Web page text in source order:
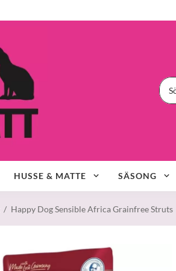
HUSSE & MATTE SÄSONG
/ Happy Dog Sensible Africa Grainfree Struts